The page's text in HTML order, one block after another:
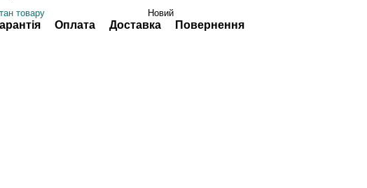
товару
Новий
Оплата Доставка Повернення